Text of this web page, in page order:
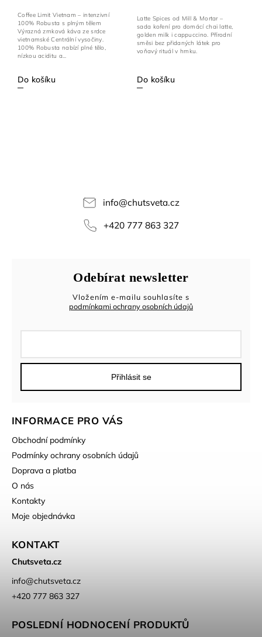
Do košíku
Coffee Limit Vietnam – intenzivní
100% Robusta s plným tělem
Výrazná zrnková káva ze srdce
vietnamské Centrální vysočiny.
100% Robusta nabízí plné tělo,
nízkou aciditu a...
Do košíku
Latte Spices od Mill & Mortar –
sada koření pro domácí chai latte,
golden milk i cappuccino. Přírodní
směsi bez přidaných látek pro
voňavý rituál v hrnku.
info@chutsveta.cz
+420 777 863 327
INFORMACE PRO VÁS
Obchodní podmínky
Podmínky ochrany osobních údajů
Doprava a platba
O nás
Kontakty
Moje objednávka
KONTAKT
Chutsveta.cz
info@chutsveta.cz
+420 777 863 327
POSLEDNÍ HODNOCENÍ PRODUKTŮ
Odebírat newsletter
Vložením e-mailu souhlasíte s
podmínkami ochrany osobních údajů
Přihlásit se